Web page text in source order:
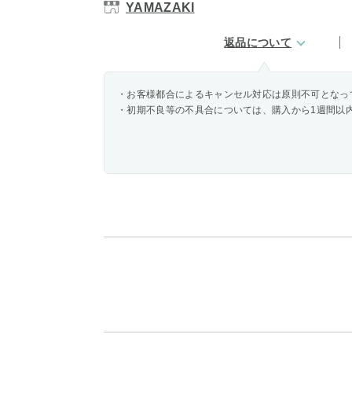
YAMAZAKI
返品について
・お客様都合によるキャンセル対応は原則不可とな
・初期不良等の不具合については、購入から1週間